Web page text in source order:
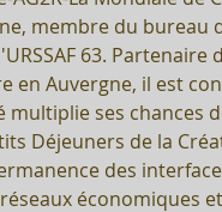
membre du bureau
63.
en Auvergne, il est
multiplie ses chances
Déjeuners de la
des
économiques